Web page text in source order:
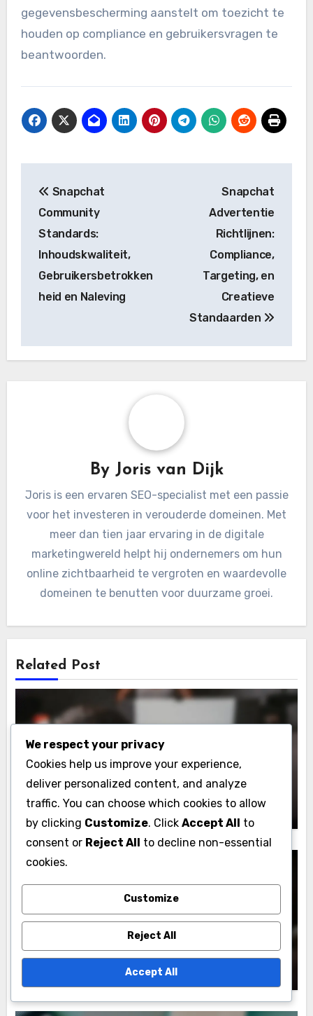
gegevensbescherming aanstelt om toezicht te
houden op compliance en gebruikersvragen te
beantwoorden.
navigation
Snapchat
Community
Standards:
Inhoudskwaliteit,
Gebruikersbetrokken
heid en Naleving
Snapchat
Advertentie
Richtlijnen:
Compliance,
Targeting, en
Creatieve
Standaarden
By Joris van Dijk
Joris is een ervaren SEO-specialist met een passie
voor het investeren in verouderde domeinen. Met
meer dan tien jaar ervaring in de digitale
marketingwereld helpt hij ondernemers om hun
online zichtbaarheid te vergroten en waardevolle
domeinen te benutten voor duurzame groei.
Related Post
Snapchat Marketing Tool: Voldoen aan Beleid
Snapchat Advertentiebeleid: Updates,
Compliance Wijzigingen en Best
Practices
Joris van Dijk 27/11/2025
Snapchat Compliance Vereisten:
Vergelijking met Andere Sociale Media
Platforms
We respect your privacy
Cookies help us improve your experience,
deliver personalized content, and analyze
traffic. You can choose which cookies to allow
by clicking Customize. Click Accept All to
consent or Reject All to decline non-essential
cookies.
Customize
Reject All
Accept All